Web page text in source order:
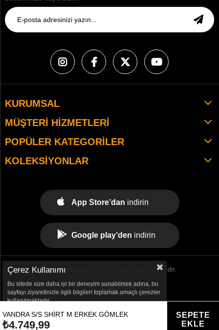
VANDRA S/S SHIRT M ERKEK GÖMLEK
₺4.749,99
KURUMSAL
MÜŞTERI HIZMETLERI
POPÜLER KATEGORILER
KOLEKSIYONLAR
App Store’dan indirin
Google play’den indirin
© 2021 tekemspor.com. - Tüm Hakları Saklıdır.
Çerez Kullanımı
Bu sitede size daha iyi bir deneyim sunabilmek adına, bu
sayfayı ziyaretinizle ilgili bilgileri toplamak amaçlı çerezler
kullanılmaktadır.